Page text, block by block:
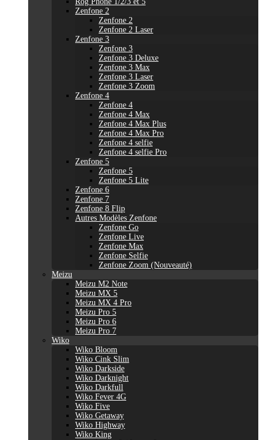
Zenfone 2
Zenfone 2
Zenfone 2 Laser
Zenfone 3
Zenfone 3
Zenfone 3 Deluxe
Zenfone 3 Max
Zenfone 3 Laser
Zenfone 3 Zoom
Zenfone 4
Zenfone 4
Zenfone 4 Max
Zenfone 4 Max Plus
Zenfone 4 Max Pro
Zenfone 4 selfie
Zenfone 4 selfie Pro
Zenfone 5
Zenfone 5
Zenfone 5 Lite
Zenfone 6
Zenfone 7
Zenfone 8 Flip
Autres Modèles Zenfone
Zenfone Go
Zenfone Live
Zenfone Max
Zenfone Selfie
Zenfone Zoom (Nouveauté)
Meizu
Meizu M2 Note
Meizu MX 5
Meizu MX 4 Pro
Meizu Pro 5
Meizu Pro 6
Meizu Pro 7
Wiko
Wiko Bloom
Wiko Cink Slim
Wiko Darkside
Wiko Darknight
Wiko Darkfull
Wiko Fever 4G
Wiko Five
Wiko Getaway
Wiko Highway
Wiko King